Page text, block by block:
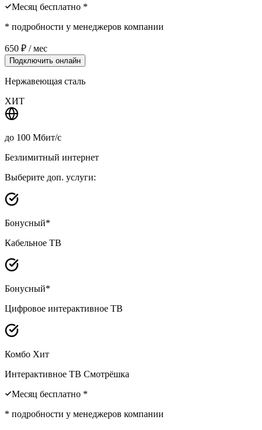
Месяц бесплатно *
* подробности у менеджеров компании
650 ₽ / мес
Подключить онлайн
Нержавеющая сталь
ХИТ
до 100 Мбит/с
Безлимитный интернет
Выберите доп. услуги:
Бонусный*
Кабельное ТВ
Бонусный*
Цифровое интерактивное ТВ
Комбо Хит
Интерактивное ТВ Смотрёшка
Месяц бесплатно *
* подробности у менеджеров компании